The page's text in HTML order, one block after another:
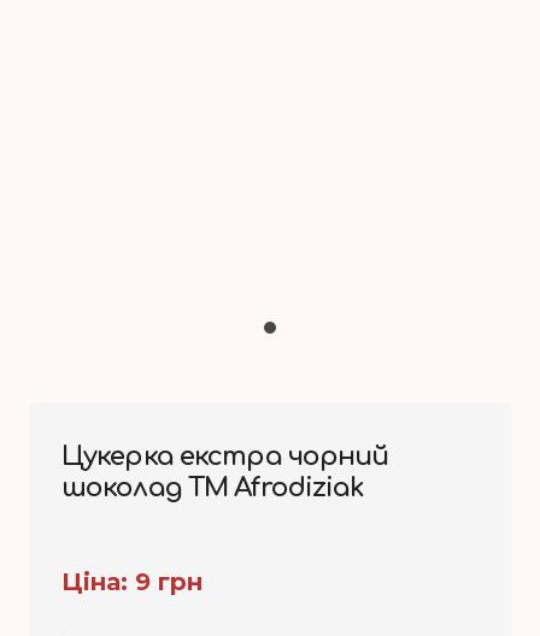
Цукерка екстра чорний
шоколад TM Afrodiziak
Ціна: 9 грн